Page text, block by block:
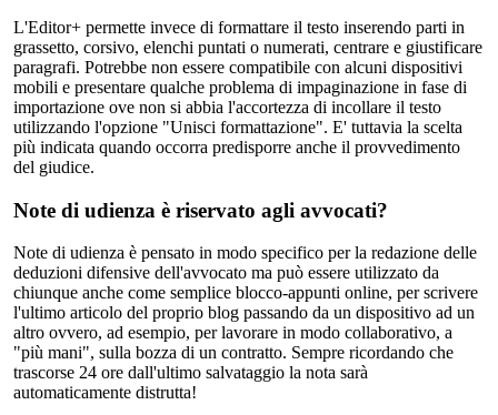
L'Editor+ permette invece di formattare il testo inserendo parti in
grassetto, corsivo, elenchi puntati o numerati, centrare e giustificare
paragrafi. Potrebbe non essere compatibile con alcuni dispositivi
mobili e presentare qualche problema di impaginazione in fase di
importazione ove non si abbia l'accortezza di incollare il testo
utilizzando l'opzione "Unisci formattazione". E' tuttavia la scelta
più indicata quando occorra predisporre anche il provvedimento
del giudice.
Note di udienza è riservato agli avvocati?
Note di udienza è pensato in modo specifico per la redazione delle
deduzioni difensive dell'avvocato ma può essere utilizzato da
chiunque anche come semplice blocco-appunti online, per scrivere
l'ultimo articolo del proprio blog passando da un dispositivo ad un
altro ovvero, ad esempio, per lavorare in modo collaborativo, a
"più mani", sulla bozza di un contratto. Sempre ricordando che
trascorse 24 ore dall'ultimo salvataggio la nota sarà
automaticamente distrutta!